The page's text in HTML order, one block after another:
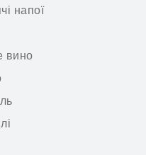
напої
вино